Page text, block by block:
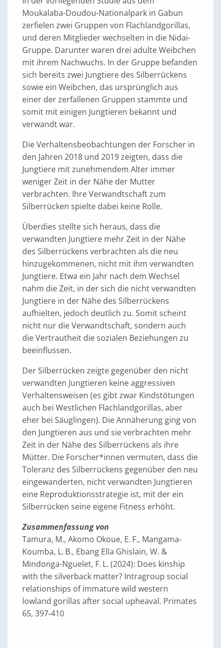
Moukalaba-Doudou-Nationalpark in Gabun
zerfielen zwei Gruppen von Flachlandgorillas,
und deren Mitglieder wechselten in die Nidai-
Gruppe. Darunter waren drei adulte Weibchen
mit ihrem Nachwuchs. In der Gruppe befanden
sich bereits zwei Jungtiere des Silberrückens
sowie ein Weibchen, das ursprünglich aus
einer der zerfallenen Gruppen stammte und
somit mit einigen Jungtieren bekannt und
verwandt war.
Die Verhaltensbeobachtungen der Forscher in
den Jahren 2018 und 2019 zeigten, dass die
Jungtiere mit zunehmendem Alter immer
weniger Zeit in der Nähe der Mutter
verbrachten. Ihre Verwandtschaft zum
Silberrücken spielte dabei keine Rolle.
Überdies stellte sich heraus, dass die
verwandten Jungtiere mehr Zeit in der Nähe
des Silberrückens verbrachten als die neu
hinzugekommenen, nicht mit ihm verwandten
Jungtiere. Etwa ein Jahr nach dem Wechsel
nahm die Zeit, in der sich die nicht verwandten
Jungtiere in der Nähe des Silberrückens
aufhielten, jedoch deutlich zu. Somit scheint
nicht nur die Verwandtschaft, sondern auch
die Vertrautheit die sozialen Beziehungen zu
beeinflussen.
Der Silberrücken zeigte gegenüber den nicht
verwandten Jungtieren keine aggressiven
Verhaltensweisen (es gibt zwar Kindstötungen
auch bei Westlichen Flachlandgorillas, aber
eher bei Säuglingen). Die Annäherung ging von
den Jungtieren aus und sie verbrachten mehr
Zeit in der Nähe des Silberrückens als ihre
Mütter. Die Forscher*innen vermuten, dass die
Toleranz des Silberrückens gegenüber den neu
eingewanderten, nicht verwandten Jungtieren
eine Reproduktionsstrategie ist, mit der ein
Silberrücken seine eigene Fitness erhöht.
Zusammenfassung von
Tamura, M., Akomo Okoue, E. F., Mangama-
Koumba, L. B., Ebang Ella Ghislain, W. &
Mindonga-Nguelet, F. L. (2024): Does kinship
with the silverback matter? Intragroup social
relationships of immature wild western
lowland gorillas after social upheaval. Primates
65, 397-410